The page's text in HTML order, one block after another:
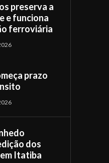
preserva a
e funciona
ferroviária
prazo
dos
Itatiba